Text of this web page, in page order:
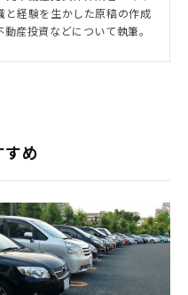
経験を生かした原稿の作成
産投資などについて執筆。
すめ